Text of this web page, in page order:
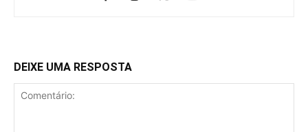
DEIXE UMA RESPOSTA